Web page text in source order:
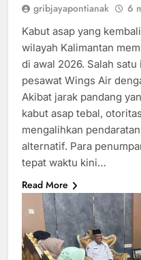
gribjayapontianak 6
Kabut asap yang
wilayah Kalimantan
di awal 2026. Salah
pesawat Wings Air
Akibat jarak pandang
kabut asap tebal,
mengalihkan
alternatif. Para
tepat waktu kini…
Read More